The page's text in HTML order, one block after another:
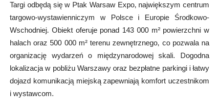
Targi odbędą się w Ptak Warsaw Expo, największym centrum
targowo-wystawienniczym w Polsce i Europie Środkowo-
Wschodniej. Obiekt oferuje ponad 143 000 m² powierzchni w
halach oraz 500 000 m² terenu zewnętrznego, co pozwala na
organizację wydarzeń o międzynarodowej skali. Dogodna
lokalizacja w pobliżu Warszawy oraz bezpłatne parkingi i łatwy
dojazd komunikacją miejską zapewniają komfort uczestnikom
i wystawcom.